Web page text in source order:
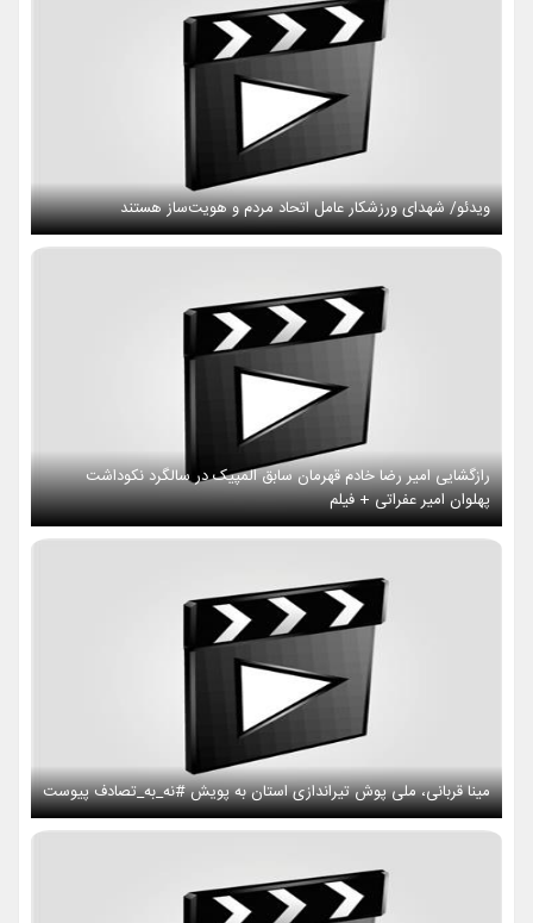
ویدئو/ شهدای ورزشکار عامل اتحاد مردم و هویت‌ساز هستند
رازگشایی امیر رضا خادم قهرمان سابق المپیک در سالگرد نکوداشت
پهلوان امیر عفراتی + فیلم
مینا قربانی، ملی پوش تیراندازی استان به پویش #نه_به_تصادف پیوست